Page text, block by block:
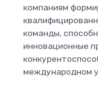
компаниям
команды,
инновационные
международном